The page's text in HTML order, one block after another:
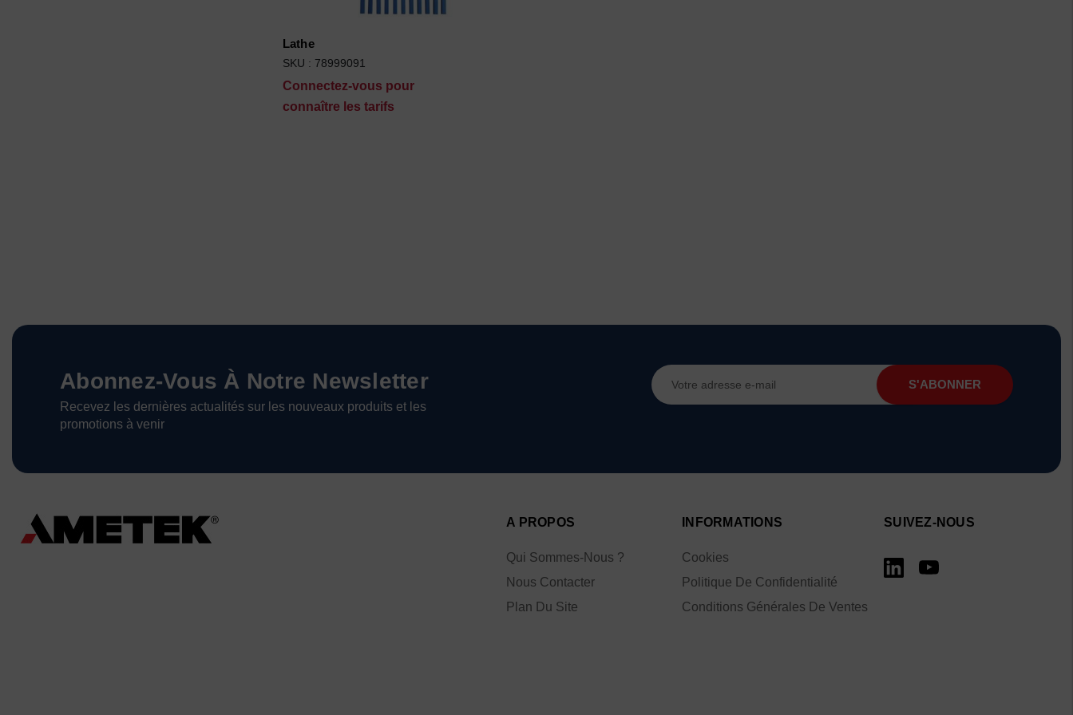
Lathe
SKU : 78999091
Connectez-vous pour
connaître les tarifs
Abonnez-Vous À Notre Newsletter
Recevez les dernières actualités sur les nouveaux produits et les
promotions à venir
Adresse
e-
A PROPOS
Qui Sommes-Nous ?
Nous Contacter
Plan Du Site
INFORMATIONS
Cookies
Politique De Confidentialité
Conditions Générales De Ventes
SUIVEZ-NOUS